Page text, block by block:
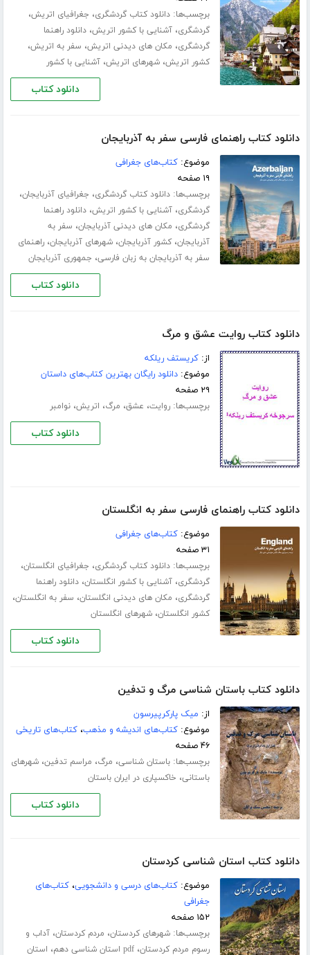
برچسب‌ها:دانلود کتاب گردشگری، جغرافیای اتریش،
گردشگری،آشنایی با کشور اتریش،دانلود راهنما
گردشگری، مکان های دیدنی اتریش، سفر به اتریش،
کشور اتریش،شهرهای اتریش،آشنایی با کشور
دانلود کتاب
دانلود کتاب راهنمای فارسی سفر به آذربایجان
موضوع:کتاب‌های جغرافی
۱۹ صفحه
برچسب‌ها:دانلود کتاب گردشگری، جغرافیای آذربایجان،
گردشگری،آشنایی با کشور اتریش،دانلود راهنما
گردشگری، مکان های دیدنی آذربایجان، سفر به
آذربایجان،کشور آذربایجان،شهرهای آذربایجان،راهنمای
سفر به آذربایجان به زبان فارسی، جمهوری آذربایجان
دانلود کتاب
دانلود کتاب روایت عشق و مرگ
از:کریستف ریلکه
موضوع:دانلود رایگان بهترین کتاب‌های داستان
۲۹ صفحه
برچسب‌ها:روایت، عشق، مرگ، اتریش،نوامبر
دانلود کتاب
دانلود کتاب راهنمای فارسی سفر به انگلستان
موضوع:کتاب‌های جغرافی
۳۱ صفحه
برچسب‌ها:دانلود کتاب گردشگری، جغرافیای انگلستان،
گردشگری،آشنایی با کشور انگلستان،دانلود راهنما
گردشگری، مکان های دیدنی انگلستان، سفر به انگلستان،
کشور انگلستان،شهرهای انگلستان
دانلود کتاب
دانلود کتاب باستان شناسی مرگ و تدفین
از: میک پارکرپیرسون
موضوع:کتاب‌های اندیشه و مذهب،کتاب‌های تاریخی
۴۶ صفحه
برچسب‌ها:باستان شناسی، مرگ، مراسم تدفین،شهرهای
باستانی، خاکسپاری در ایران باستان
دانلود کتاب
دانلود کتاب استان شناسی کردستان
موضوع:کتاب‌های درسی و دانشجویی،کتاب‌های
جغرافی
۱۵۲ صفحه
برچسب‌ها:شهرهای کردستان، مردم کردستان،آداب و
رسوم مردم کردستان،pdf استان شناسی دهم ، استان